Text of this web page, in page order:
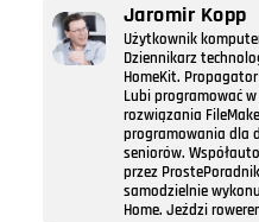
Jaromir Kopp
Użytkownik
Dziennikarz
HomeKit.
Lubi programować
rozwiązania
programowania dla
seniorów.
przez
samodzielnie
Home. Jeździ